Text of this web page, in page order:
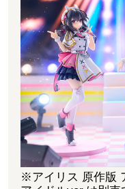
※アイリス 原作版